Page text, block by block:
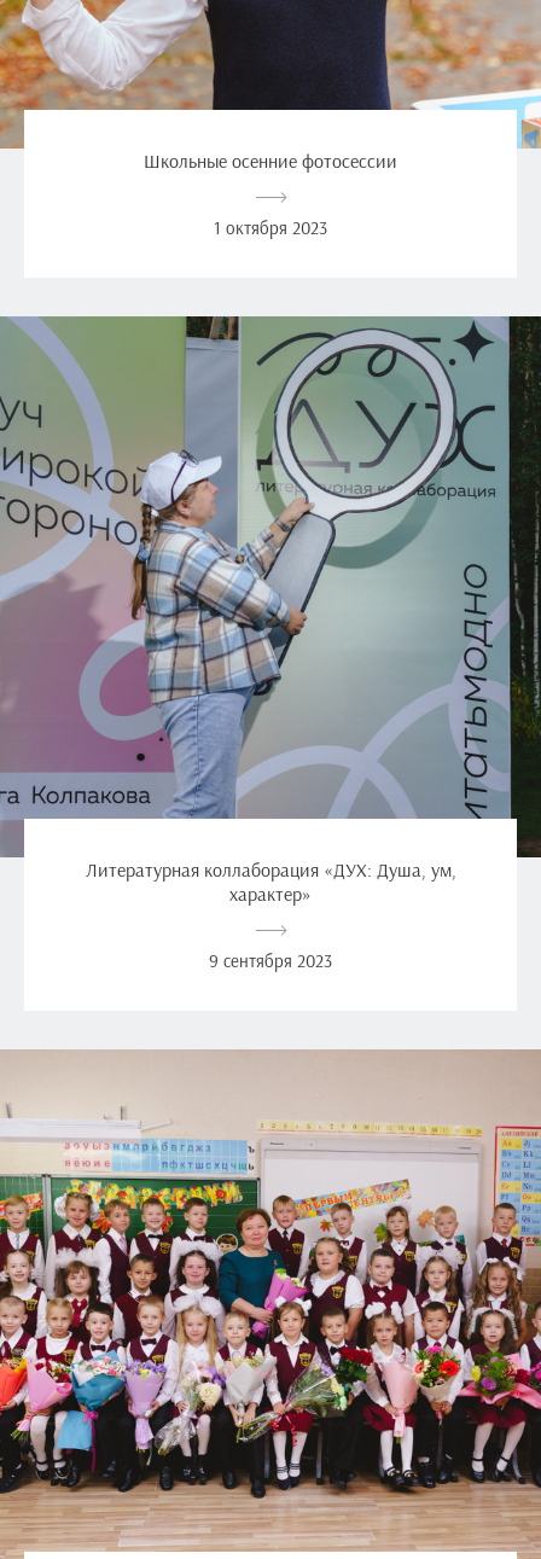
Школьные осенние фотосессии
1 октября 2023
Литературная коллаборация «ДУХ: Душа, ум,
характер»
9 сентября 2023